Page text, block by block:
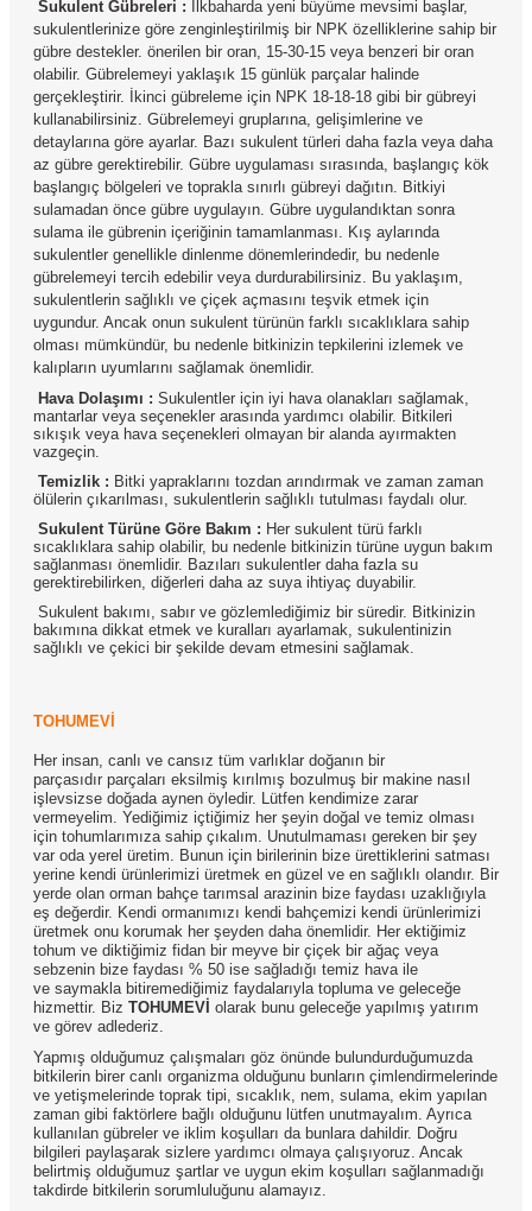
Sukulent Gübreleri :
İlkbaharda yeni büyüme mevsimi başlar,
sukulentlerinize göre zenginleştirilmiş bir NPK özelliklerine sahip bir
gübre destekler. önerilen bir oran, 15-30-15 veya benzeri bir oran
olabilir. Gübrelemeyi yaklaşık 15 günlük parçalar halinde
gerçekleştirir. İkinci gübreleme için NPK 18-18-18 gibi bir gübreyi
kullanabilirsiniz. Gübrelemeyi gruplarına, gelişimlerine ve
detaylarına göre ayarlar. Bazı sukulent türleri daha fazla veya daha
az gübre gerektirebilir. Gübre uygulaması sırasında, başlangıç ​​kök
başlangıç ​​bölgeleri ve toprakla sınırlı gübreyi dağıtın. Bitkiyi
sulamadan önce gübre uygulayın. Gübre uygulandıktan sonra
sulama ile gübrenin içeriğinin tamamlanması. Kış aylarında
sukulentler genellikle dinlenme dönemlerindedir, bu nedenle
gübrelemeyi tercih edebilir veya durdurabilirsiniz. Bu yaklaşım,
sukulentlerin sağlıklı ve çiçek açmasını teşvik etmek için
uygundur. Ancak onun sukulent türünün farklı sıcaklıklara sahip
olması mümkündür, bu nedenle bitkinizin tepkilerini izlemek ve
kalıpların uyumlarını sağlamak önemlidir.
Hava Dolaşımı : Sukulentler için iyi hava olanakları sağlamak,
mantarlar veya seçenekler arasında yardımcı olabilir. Bitkileri
sıkışık veya hava seçenekleri olmayan bir alanda ayırmakten
vazgeçin.
Temizlik : Bitki yapraklarını tozdan arındırmak ve zaman zaman
ölülerin çıkarılması, sukulentlerin sağlıklı tutulması faydalı olur.
Sukulent Türüne Göre Bakım : Her sukulent türü farklı
sıcaklıklara sahip olabilir, bu nedenle bitkinizin türüne uygun bakım
sağlanması önemlidir. Bazıları sukulentler daha fazla su
gerektirebilirken, diğerleri daha az suya ihtiyaç duyabilir.
Sukulent bakımı, sabır ve gözlemlediğimiz bir süredir. Bitkinizin
bakımına dikkat etmek ve kuralları ayarlamak, sukulentinizin
sağlıklı ve çekici bir şekilde devam etmesini sağlamak.
TOHUMEVİ
Her insan, canlı ve cansız tüm varlıklar doğanın bir
parçasıdır parçaları eksilmiş kırılmış bozulmuş bir makine nasıl
işlevsizse doğada aynen öyledir. Lütfen kendimize zarar
vermeyelim. Yediğimiz içtiğimiz her şeyin doğal ve temiz olması
için tohumlarımıza sahip çıkalım. Unutulmaması gereken bir şey
var oda yerel üretim. Bunun için birilerinin bize ürettiklerini satması
yerine kendi ürünlerimizi üretmek en güzel ve en sağlıklı olandır. Bir
yerde olan orman bahçe tarımsal arazinin bize faydası uzaklığıyla
eş değerdir. Kendi ormanımızı kendi bahçemizi kendi ürünlerimizi
üretmek onu korumak her şeyden daha önemlidir. Her ektiğimiz
tohum ve diktiğimiz fidan bir meyve bir çiçek bir ağaç veya
sebzenin bize faydası % 50 ise sağladığı temiz hava ile
ve saymakla bitiremediğimiz faydalarıyla topluma ve geleceğe
hizmettir. Biz TOHUMEVİ olarak bunu geleceğe yapılmış yatırım
ve görev adlederiz.
Yapmış olduğumuz çalışmaları göz önünde bulundurduğumuzda
bitkilerin birer canlı organizma olduğunu bunların çimlendirmelerinde
ve yetişmelerinde toprak tipi, sıcaklık, nem, sulama, ekim yapılan
zaman gibi faktörlere bağlı olduğunu lütfen unutmayalım. Ayrıca
kullanılan gübreler ve iklim koşulları da bunlara dahildir. Doğru
bilgileri paylaşarak sizlere yardımcı olmaya çalışıyoruz. Ancak
belirtmiş olduğumuz şartlar ve uygun ekim koşulları sağlanmadığı
takdirde bitkilerin sorumluluğunu alamayız.